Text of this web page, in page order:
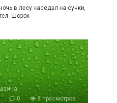
в лесу наседал на сучки,
Шорох
0
8 просмотров